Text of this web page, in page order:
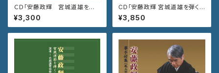
ＣＤ「安藤政輝 宮城道雄を弾く
８ 秋のしらべ」
¥3,300
CD「安藤政輝 宮城道雄を弾く
２ 箏独奏曲全集」VZCG-754
¥3,850